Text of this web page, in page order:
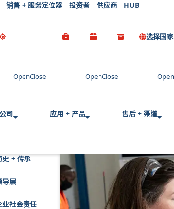
销售 + 服务定位器 投资者 供应商 HUB
选择国家
公司
史 + 传承
导层
业社会责任
应用 + 产品 售后 + 渠道